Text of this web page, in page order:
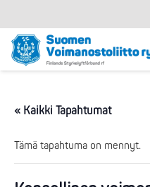
« Kaikki Tapahtumat
Tämä tapahtuma on mennyt.